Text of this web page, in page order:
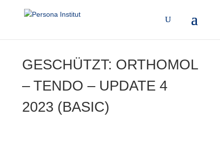
GESCHÜTZT: ORTHOMOL
– TENDO – UPDATE 4
2023 (BASIC)